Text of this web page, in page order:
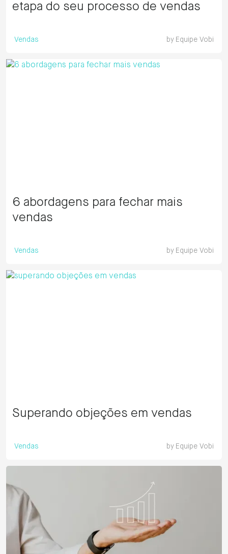
etapa do seu processo de vendas
Vendas by Equipe Vobi
6 abordagens para fechar mais
vendas
Vendas by Equipe Vobi
Superando objeções em vendas
Vendas by Equipe Vobi